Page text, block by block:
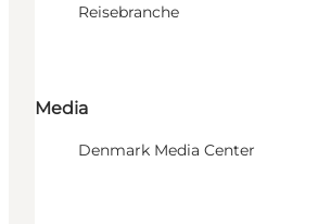
Reisebranche
Media
Denmark Media Center